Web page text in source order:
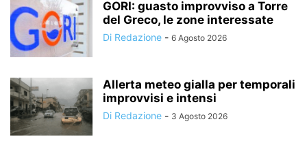
GORI: guasto improvviso a Torre
del Greco, le zone interessate
Di Redazione - 6 Agosto 2026
Allerta meteo gialla per temporali
improvvisi e intensi
Di Redazione - 3 Agosto 2026